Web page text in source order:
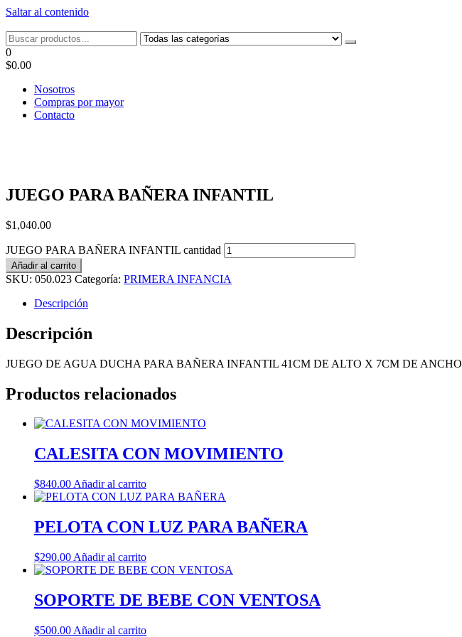
Saltar al contenido
Tel: 22087679 – Cel: 097 822122 – Joaquín Requena 2459
0
$0.00
Nosotros
Compras por mayor
Contacto
JUEGO PARA BAÑERA INFANTIL
$1,040.00
JUEGO PARA BAÑERA INFANTIL cantidad
Añadir al carrito
SKU: 050.023 Categoría: PRIMERA INFANCIA
Descripción
Descripción
JUEGO DE AGUA DUCHA PARA BAÑERA INFANTIL 41CM DE ALTO X 7CM DE ANCHO
Productos relacionados
CALESITA CON MOVIMIENTO
$840.00 Añadir al carrito
PELOTA CON LUZ PARA BAÑERA
$290.00 Añadir al carrito
SOPORTE DE BEBE CON VENTOSA
$500.00 Añadir al carrito